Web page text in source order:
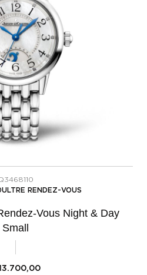
RENDEZ-VOUS
Vous Night & Day
Small